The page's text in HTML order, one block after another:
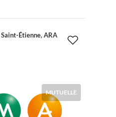
Étienne, ARA
MUTUELLE